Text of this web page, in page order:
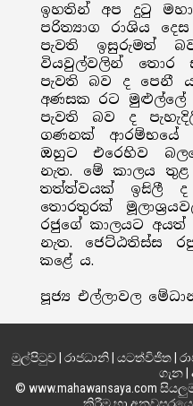
ඉහතින් අප දුටු
පරිත්‍යාග රාශිය
පැවති ඉසුරුමත්
වියවුල්වලින් තොර
පැවති බව ද පෙනී
අණසක රට මුළුල්ලේ
පැවති බව ද
ගණනක් ආරම්භයේ
ඔහුට එරෙහිව
නැත. මේ කාලය
තත්ත්වයක් ඉසිලී
තොරතුරක්
රජුගේ කාලයට
නැත. ජෙට්ඨතිස්ස
කළේ ය.
පූජ්‍ය එල්ලාවල
මුල්පිටුව| රාජධානි| යටත්විජිත|
ගැන
© www.mahawansaya.com